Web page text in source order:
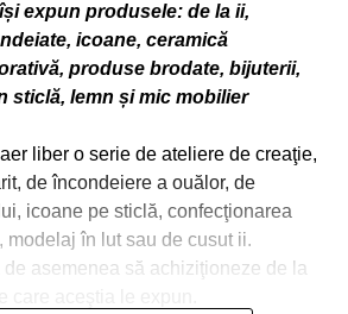
expun produsele: de la ii,
icoane, ceramică
produse brodate, bijuterii,
sticlă, lemn și mic mobilier
liber o serie de ateliere de creaţie,
de încondeiere a ouălor, de
icoane pe sticlă, confecţionarea
modelaj în lut sau de cusut ii.
asemenea să achiziţioneze de la